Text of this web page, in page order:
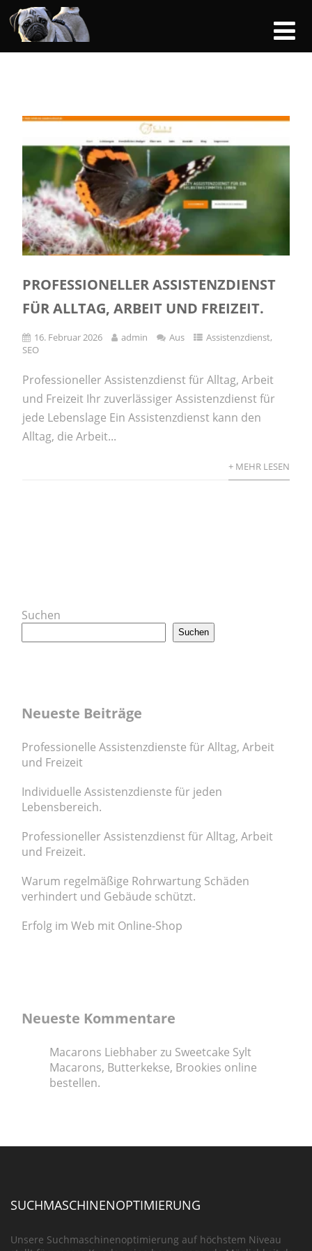
PROFESSIONELLER ASSISTENZDIENST
FÜR ALLTAG, ARBEIT UND FREIZEIT.
16. Februar 2026 admin Aus Assistenzdienst,
SEO
Professioneller Assistenzdienst für Alltag, Arbeit
und Freizeit Ihr zuverlässiger Assistenzdienst für
jede Lebenslage Ein Assistenzdienst kann den
Alltag, die Arbeit...
+ MEHR LESEN
Suchen
Suchen
Neueste Beiträge
Professionelle Assistenzdienste für Alltag, Arbeit
und Freizeit
Individuelle Assistenzdienste für jeden
Lebensbereich.
Professioneller Assistenzdienst für Alltag, Arbeit
und Freizeit.
Warum regelmäßige Rohrwartung Schäden
verhindert und Gebäude schützt.
Erfolg im Web mit Online-Shop
Neueste Kommentare
Macarons Liebhaber zu Sweetcake Sylt
Macarons, Butterkekse, Brookies online
bestellen.
SUCHMASCHINENOPTIMIERUNG
Unsere Suchmaschinenoptimierung auf höchstem Niveau